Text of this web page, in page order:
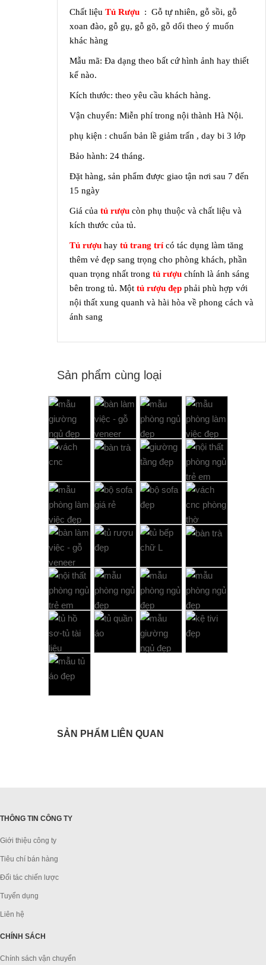
Chất liệu Tủ Rượu : Gỗ tự nhiên, gỗ sồi, gỗ
xoan đào, gỗ gụ, gỗ gõ, gỗ dổi theo ý muốn
khác hàng
Mẫu mã: Đa dạng theo bất cứ hình ảnh hay thiết
kế nào.
Kích thước: theo yêu cầu khách hàng.
Vận chuyển: Miễn phí trong nội thành Hà Nội.
phụ kiện : chuẩn bản lề giảm trấn , day bi 3 lớp
Bảo hành: 24 tháng.
Đặt hàng, sản phẩm được giao tận nơi sau 7 đến
15 ngày
Giá của tủ rượucòn phụ thuộc và chất liệu và
kích thước của tủ.
Tủ rượu hay tủ trang trí có tác dụng làm tăng
thêm vẻ đẹp sang trọng cho phòng khách, phần
quan trọng nhất trong tủ rượuchính là ánh sáng
bên trong tủ. Một tủ rượu đẹpphải phù hợp với
nội thất xung quanh và hài hòa về phong cách và
ánh sang
Sản phẩm cùng loại
SẢN PHẨM LIÊN QUAN
THÔNG TIN CÔNG TY
Giới thiệu công ty
Tiêu chí bán hàng
Đối tác chiến lược
Tuyển dụng
Liên hệ
CHÍNH SÁCH
Chính sách vận chuyển